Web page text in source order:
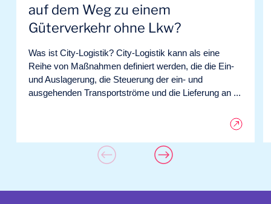
auf dem Weg zu einem
Güterverkehr ohne Lkw?
Was ist City-Logistik? City-Logistik kann als eine
Reihe von Maßnahmen definiert werden, die die Ein-
und Auslagerung, die Steuerung der ein- und
ausgehenden Transportströme und die Lieferung an ...